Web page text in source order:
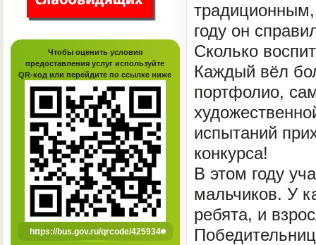
Чтобы оценить условия
предоставления услуг используйте
QR-код или перейдите по ссылке ниже
https://bus.gov.ru/qrcode/425934
году он
Сколько
Каждый вёл
портфолио,
испытаний
конкурса!
В этом году
мальчиков. У
ребята, и